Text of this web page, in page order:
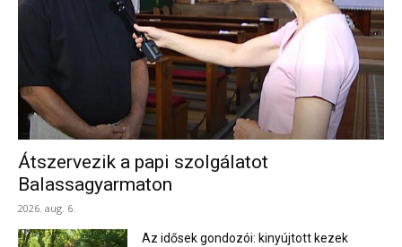
Átszervezik a papi szolgálatot
Balassagyarmaton
2026. aug. 6.
Az idősek gondozói: kinyújtott kezek